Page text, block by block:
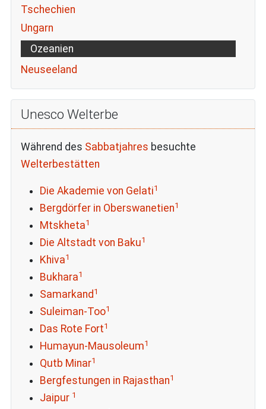
Tschechien
Ungarn
Ozeanien
Neuseeland
Unesco Welterbe
Während des Sabbatjahres besuchte
Welterbestätten
Die Akademie von Gelati1
Bergdörfer in Oberswanetien1
Mtskheta1
Die Altstadt von Baku1
Khiva1
Bukhara1
Samarkand 1
Suleiman-Too1
Das Rote Fort1
Humayun-Mausoleum1
Qutb Minar1
Bergfestungen in Rajasthan1
Jaipur 1